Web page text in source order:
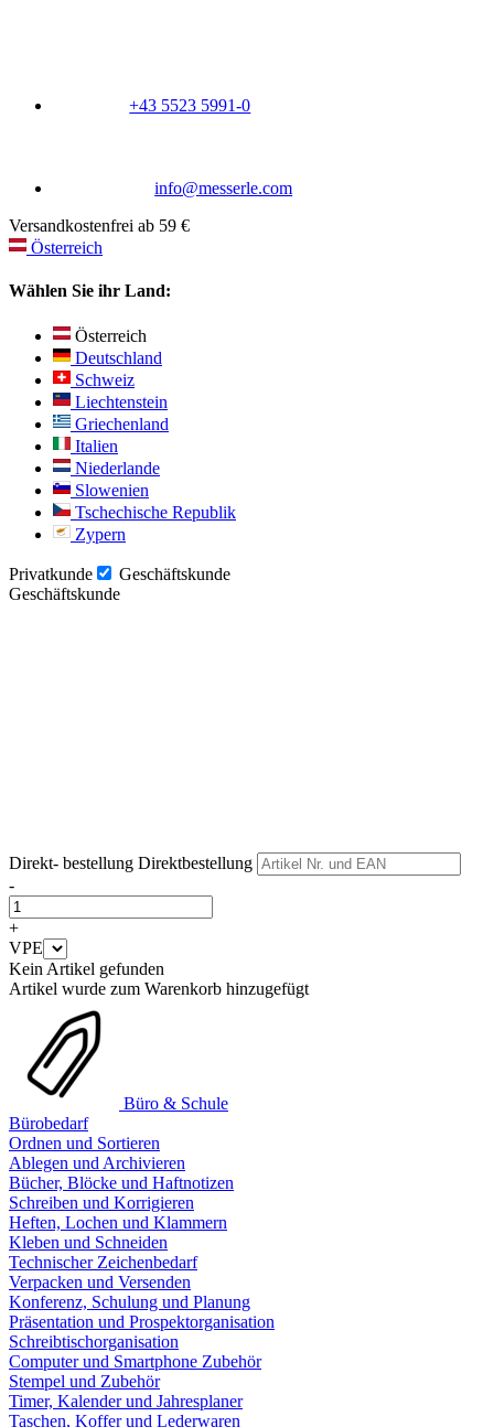
+43 5523 5991-0
info@messerle.com
Versandkostenfrei ab 59 €
Österreich
Wählen Sie ihr Land:
Österreich
Deutschland
Schweiz
Liechtenstein
Griechenland
Italien
Niederlande
Slowenien
Tschechische Republik
Zypern
Privatkunde
Geschäftskunde
Geschäftskunde
Direkt- bestellung Direktbestellung
-
+
VPE
Kein Artikel gefunden
Artikel wurde zum Warenkorb hinzugefügt
Büro & Schule
Bürobedarf
Ordnen und Sortieren
Ablegen und Archivieren
Bücher, Blöcke und Haftnotizen
Schreiben und Korrigieren
Heften, Lochen und Klammern
Kleben und Schneiden
Technischer Zeichenbedarf
Verpacken und Versenden
Konferenz, Schulung und Planung
Präsentation und Prospektorganisation
Schreibtischorganisation
Computer und Smartphone Zubehör
Stempel und Zubehör
Timer, Kalender und Jahresplaner
Taschen, Koffer und Lederwaren